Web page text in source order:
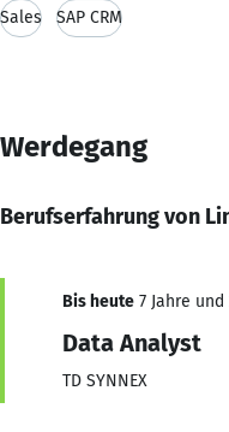
Sales SAP CRM
Werdegang
Berufserfahrung von
Bis heute 7 Jahre
Data Analyst
TD SYNNEX